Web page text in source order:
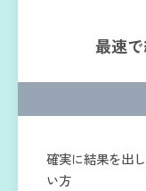
最速
確実に結果を出
い方